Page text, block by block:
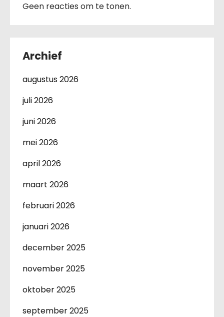
Geen reacties om te tonen.
Archief
augustus 2026
juli 2026
juni 2026
mei 2026
april 2026
maart 2026
februari 2026
januari 2026
december 2025
november 2025
oktober 2025
september 2025